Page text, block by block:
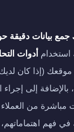
جمع بيانات
استخدام أدوات
(إذا كان
بالإضافة إلى
من العملاء
فهم اهتماماتهم،